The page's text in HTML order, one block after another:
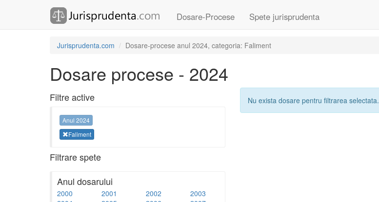
Dosare-Procese Spete jurisprudenta
Jurisprudenta.com Dosare-procese anul 2024, categoria: Faliment
Dosare procese - 2024
Filtre active
Anul 2024
Faliment
Filtrare spete
Anul dosarului
2000 2001 2002
2003
Nu exista dosare pentru filtrarea selectata.